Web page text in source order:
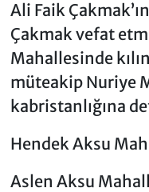
Ali Faik
Çakmak vefat
Mahallesinde
müteakip Nuriye
kabristanlığına
Hendek Aksu
Aslen Aksu